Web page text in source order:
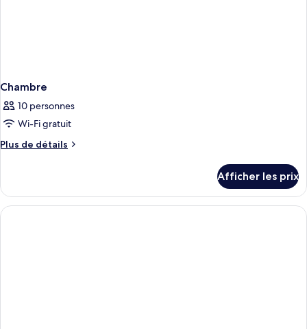
Chambre
10 personnes
Wi-Fi gratuit
Plus de détails
Plus
Chambre
Afficher les prix